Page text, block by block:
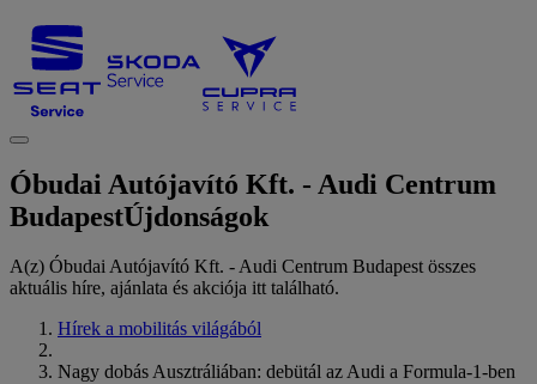
Óbudai Autójavító Kft. - Audi Centrum
BudapestÚjdonságok
A(z) Óbudai Autójavító Kft. - Audi Centrum Budapest összes
aktuális híre, ajánlata és akciója itt található.
Hírek a mobilitás világából
Nagy dobás Ausztráliában: debütál az Audi a Formula-1-ben